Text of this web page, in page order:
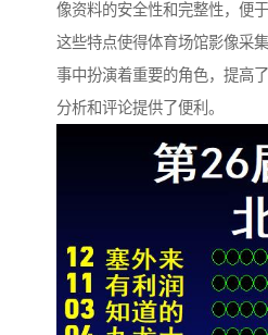
像资料的安全性和完整性，便
这些特点使得体育场馆影像采
事中扮演着重要的角色，提高
分析和评论提供了便利。